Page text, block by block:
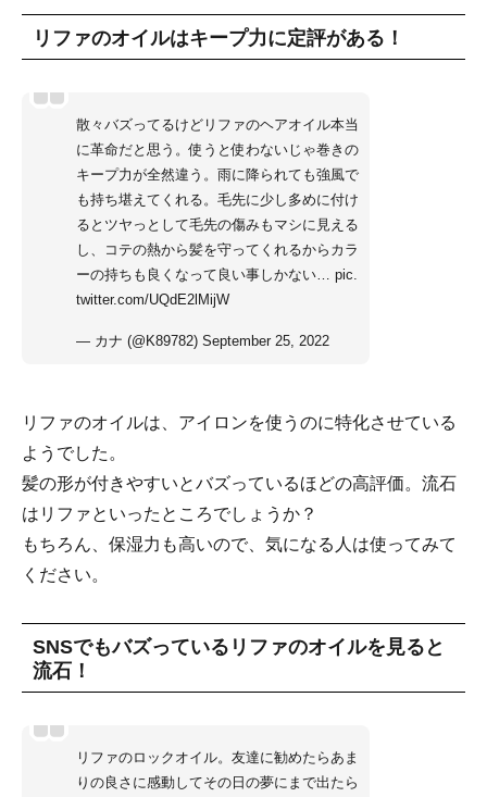
リファのオイルはキープ力に定評がある！
散々バズってるけどリファのヘアオイル本当
に革命だと思う。使うと使わないじゃ巻きの
キープ力が全然違う。雨に降られても強風で
も持ち堪えてくれる。毛先に少し多めに付け
るとツヤっとして毛先の傷みもマシに見える
し、コテの熱から髪を守ってくれるからカラ
ーの持ちも良くなって良い事しかない… pic.
twitter.com/UQdE2lMijW
— カナ (@K89782) September 25, 2022
リファのオイルは、アイロンを使うのに特化させている
ようでした。
髪の形が付きやすいとバズっているほどの高評価。流石
はリファといったところでしょうか？
もちろん、保湿力も高いので、気になる人は使ってみて
ください。
SNSでもバズっているリファのオイルを見ると
流石！
リファのロックオイル。友達に勧めたらあま
りの良さに感動してその日の夢にまで出たら